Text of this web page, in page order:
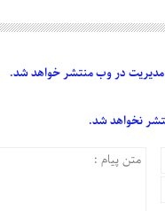
در وب منتشر خواهد شد.
نخواهد شد.